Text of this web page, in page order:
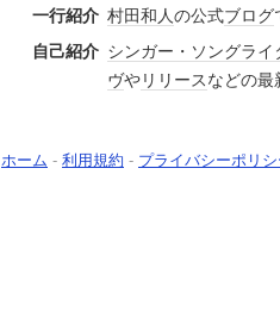
一行紹介 村田和人の公式ブログ
自己紹介 シンガー・ソングライ
ヴやリリースなどの最
ホーム - 利用規約 - プライバシーポリシ